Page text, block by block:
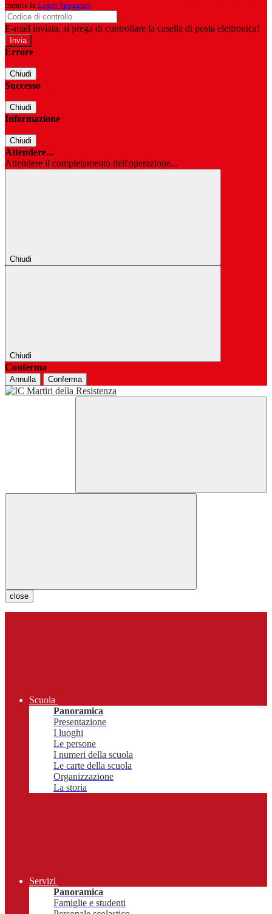
tramite la Login Spaggiari
E-mail inviata, si prega di controllare la casella di posta elettronica!
Errore
Chiudi
Successo
Chiudi
Informazione
Chiudi
Attendere...
Attendere il completamento dell'operazione...
Chiudi
Chiudi
Conferma
Annulla Conferma
close
Scuola
Panoramica
Presentazione
I luoghi
Le persone
I numeri della scuola
Le carte della scuola
Organizzazione
La storia
Servizi
Panoramica
Famiglie e studenti